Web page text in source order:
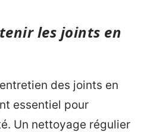
les joints en
des joints en
essentiel pour
Un nettoyage régulier